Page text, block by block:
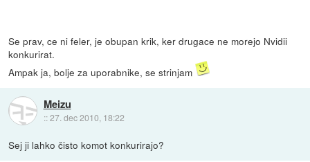
Se prav, ce ni feler, je obupan krik, ker drugace ne morejo Nvidii
konkurirat.
Ampak ja, bolje za uporabnike, se strinjam
Meizu
::27. dec 2010, 18:22
Sej ji lahko čisto komot konkurirajo?